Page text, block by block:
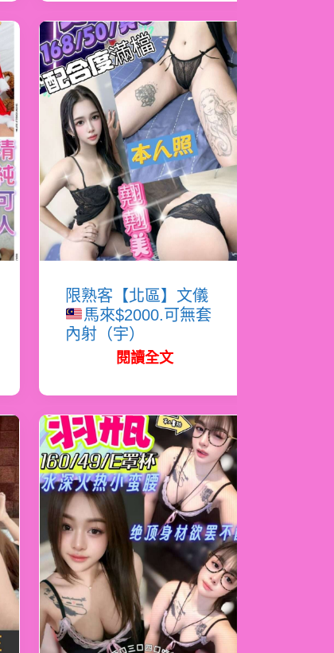
限熟客【北區】文儀
馬來$2000.可無套
內射（宇）
閱讀全文